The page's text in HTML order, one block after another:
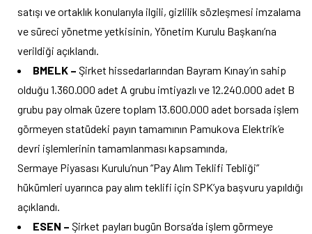
satışı ve ortaklık konularıyla ilgili, gizlilik sözleşmesi imzalama
ve süreci yönetme yetkisinin, Yönetim Kurulu Başkanı’na
verildiği açıklandı.
BMELK – Şirket hissedarlarından Bayram Kınay’ın sahip
olduğu 1.360.000 adet A grubu imtiyazlı ve 12.240.000 adet B
grubu pay olmak üzere toplam 13.600.000 adet borsada işlem
görmeyen statüdeki payın tamamının Pamukova Elektrik’e
devri işlemlerinin tamamlanması kapsamında,
Sermaye Piyasası Kurulu’nun “Pay Alım Teklifi Tebliği”
hükümleri uyarınca pay alım teklifi için SPK’ya başvuru yapıldığı
açıklandı.
ESEN – Şirket payları bugün Borsa’da işlem görmeye